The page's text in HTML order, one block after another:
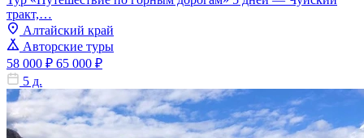
тракт,…
Алтайский край
Авторские туры
58 000 ₽ 65 000 ₽
5 д.